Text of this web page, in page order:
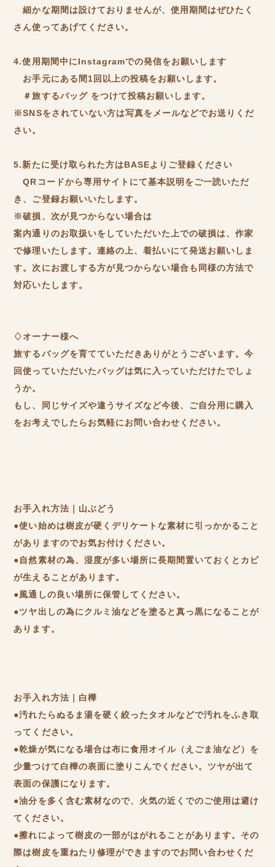
細かな期間は設けておりませんが、使用期間はぜひたく
さん使ってあげてください。
4.使用期間中にInstagramでの発信をお願いします
お手元にある間1回以上の投稿をお願いします。
＃旅するバッグ をつけて投稿お願いします。
※SNSをされていない方は写真をメールなどでお送りくだ
さい。
5.新たに受け取られた方はBASEよりご登録ください
QRコードから専用サイトにて基本説明をご一読いただ
き、ご登録お願いいたします。
※破損、次が見つからない場合は
案内通りのお取扱いをしていただいた上での破損は、作家
で修理いたします。連絡の上、着払いにて発送お願いしま
す。次にお渡しする方が見つからない場合も同様の方法で
対応いたします。
♢オーナー様へ
旅するバッグを育てていただきありがとうございます。今
回使っていただいたバッグは気に入っていただけたでしょ
うか。
もし、同じサイズや違うサイズなど今後、ご自分用に購入
をお考えでしたらお気軽にお問い合わせください。
お手入れ方法｜山ぶどう
●使い始めは樹皮が硬くデリケートな素材に引っかかること
がありますのでお気お付けください。
●自然素材の為、湿度が多い場所に長期間置いておくとカビ
が生えることがあります。
●風通しの良い場所に保管してください。
●ツヤ出しの為にクルミ油などを塗ると真っ黒になることが
あります。
お手入れ方法｜白樺
●汚れたらぬるま湯を硬く絞ったタオルなどで汚れをふき取
ってください。
●乾燥が気になる場合は布に食用オイル（えごま油など）を
少量つけて白樺の表面に塗りこんでください。ツヤが出て
表面の保護になります。
●油分を多く含む素材なので、火気の近くでのご使用は避け
てください。
●擦れによって樹皮の一部がはがれることがあります。その
際は樹皮を重ねたり修理ができますのでお問い合わせくだ